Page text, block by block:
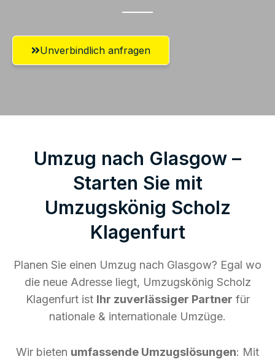
Unverbindlich anfragen
Umzug nach Glasgow –
Starten Sie mit
Umzugskönig Scholz
Klagenfurt
Planen Sie einen Umzug nach Glasgow? Egal wo
die neue Adresse liegt, Umzugskönig Scholz
Klagenfurt ist Ihr zuverlässiger Partner für
nationale & internationale Umzüge.
Wir bieten umfassende Umzugslösungen: Mit